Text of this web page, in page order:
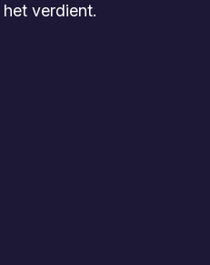
verdient.